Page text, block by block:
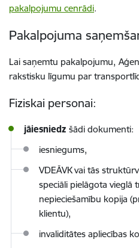
pakalpojumu cenrādi.
Pakalpojuma
Lai saņemtu pakalpojumu,
rakstisku līgumu par
Fiziskai personai:
jāiesniedz šādi dokumenti:
iesniegums,
VDEĀVK vai tās
speciāli pielāgota vieglā
nepieciešamību kopija
klientu),
invaliditātes apliecības